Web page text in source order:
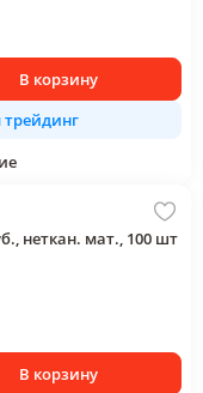
В корзину
неткан. мат., 100 шт
В корзину